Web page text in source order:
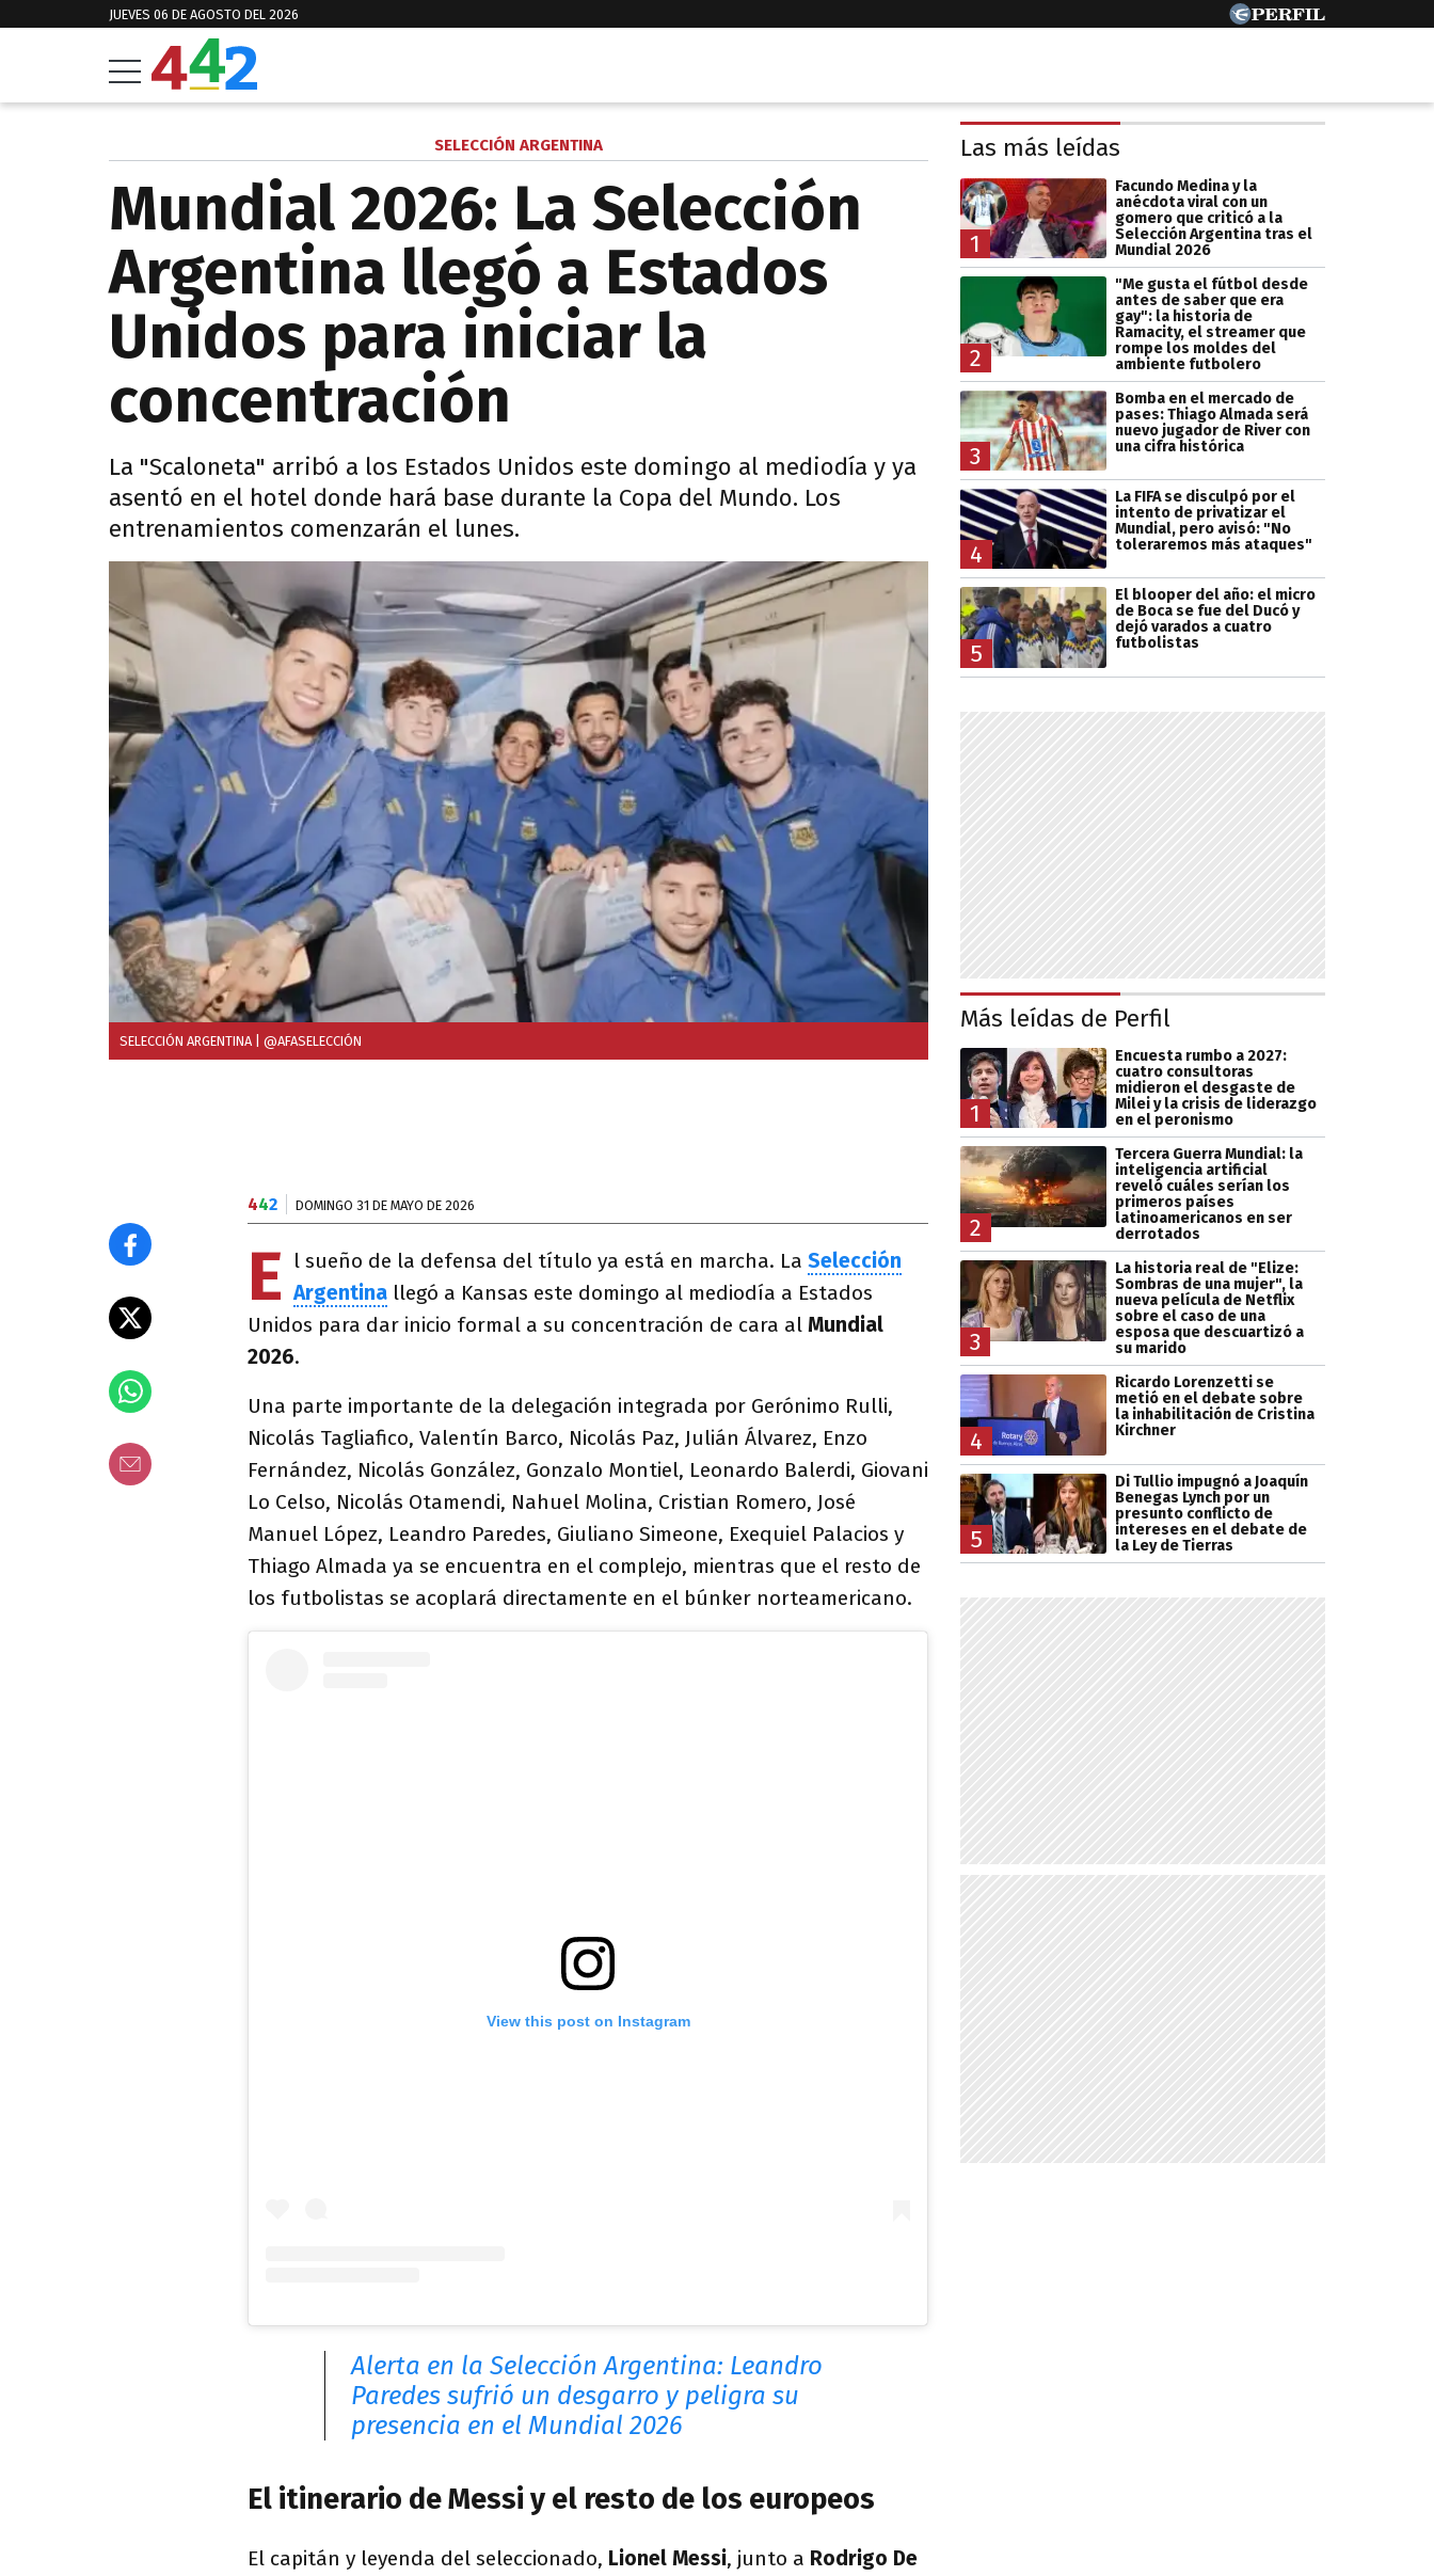
JUEVES 06 DE AGOSTO DEL 2026
SELECCIÓN ARGENTINA
Mundial 2026: La Selección
Argentina llegó a Estados
Unidos para iniciar la
concentración
La "Scaloneta" arribó a los Estados Unidos este domingo al mediodía y ya
asentó en el hotel donde hará base durante la Copa del Mundo. Los
entrenamientos comenzarán el lunes.
SELECCIÓN ARGENTINA | @AFASELECCIÓN
442 DOMINGO 31 DE MAYO DE 2026
E l sueño de la defensa del título ya está en marcha. La Selección
Argentina llegó a Kansas este domingo al mediodía a Estados
Unidos para dar inicio formal a su concentración de cara al Mundial
2026.
Una parte importante de la delegación integrada por Gerónimo Rulli,
Nicolás Tagliafico, Valentín Barco, Nicolás Paz, Julián Álvarez, Enzo
Fernández, Nicolás González, Gonzalo Montiel, Leonardo Balerdi, Giovani
Lo Celso, Nicolás Otamendi, Nahuel Molina, Cristian Romero, José
Manuel López, Leandro Paredes, Giuliano Simeone, Exequiel Palacios y
Thiago Almada ya se encuentra en el complejo, mientras que el resto de
los futbolistas se acoplará directamente en el búnker norteamericano.
View this post on Instagram
Alerta en la Selección Argentina: Leandro
Paredes sufrió un desgarro y peligra su
presencia en el Mundial 2026
El itinerario de Messi y el resto de los europeos
El capitán y leyenda del seleccionado, Lionel Messi, junto a Rodrigo De
Las más leídas
1
Facundo Medina y la
anécdota viral con un
gomero que criticó a la
Selección Argentina tras el
Mundial 2026
2
"Me gusta el fútbol desde
antes de saber que era
gay": la historia de
Ramacity, el streamer que
rompe los moldes del
ambiente futbolero
3
Bomba en el mercado de
pases: Thiago Almada será
nuevo jugador de River con
una cifra histórica
4
La FIFA se disculpó por el
intento de privatizar el
Mundial, pero avisó: "No
toleraremos más ataques"
5
El blooper del año: el micro
de Boca se fue del Ducó y
dejó varados a cuatro
futbolistas
Más leídas de Perfil
1
Encuesta rumbo a 2027:
cuatro consultoras
midieron el desgaste de
Milei y la crisis de liderazgo
en el peronismo
2
Tercera Guerra Mundial: la
inteligencia artificial
reveló cuáles serían los
primeros países
latinoamericanos en ser
derrotados
3
La historia real de "Elize:
Sombras de una mujer", la
nueva película de Netflix
sobre el caso de una
esposa que descuartizó a
su marido
4
Ricardo Lorenzetti se
metió en el debate sobre
la inhabilitación de Cristina
Kirchner
5
Di Tullio impugnó a Joaquín
Benegas Lynch por un
presunto conflicto de
intereses en el debate de
la Ley de Tierras